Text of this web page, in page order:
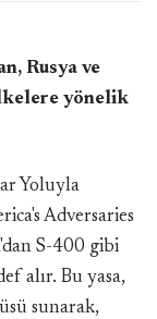
Rusya ve
yönelik
Yoluyla
Adversaries
S-400 gibi
alır. Bu yasa,
sunarak,